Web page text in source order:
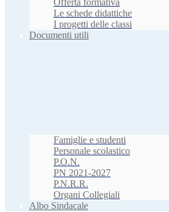
Offerta formativa
Le schede didattiche
I progetti delle classi
Documenti utili
Famiglie e studenti
Personale scolastico
P.O.N.
PN 2021-2027
P.N.R.R.
Organi Collegiali
Albo Sindacale